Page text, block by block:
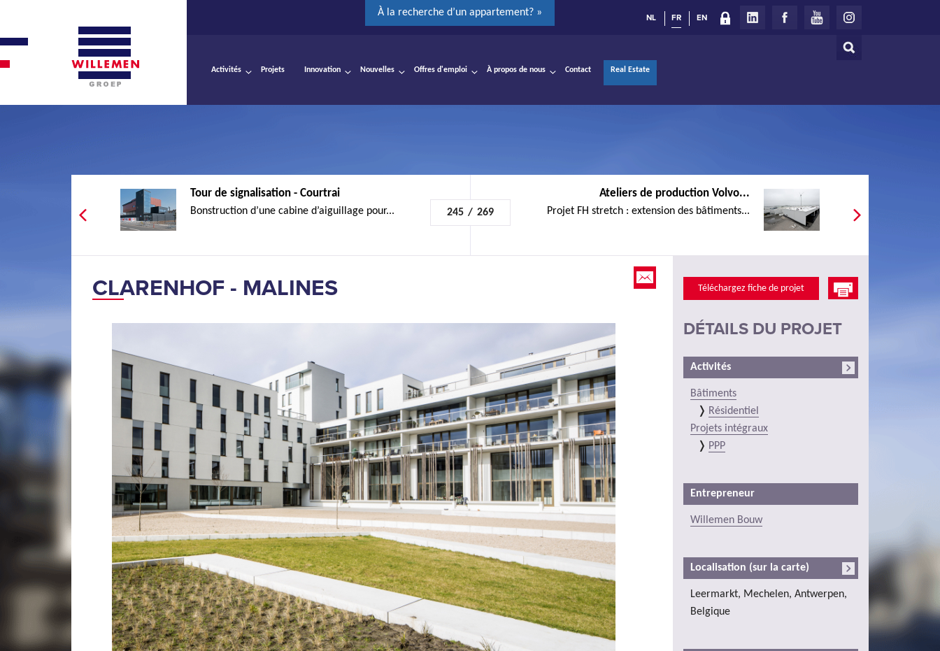
À la recherche d’un appartement? »
Rechercher
NL FR EN
Activités Projets Innovation Nouvelles Offres d'emploi À propos de nous Contact Real Estate
Tour de signalisation - Courtrai
Bonstruction d’une cabine d’aiguillage pour... 245 / 269
Ateliers de production Volvo...
Projet FH stretch : extension des bâtiments...
CLARENHOF - MALINES Téléchargez fiche de projet
DÉTAILS DU PROJET
Activités
Bâtiments
Résidentiel
Projets intégraux
PPP
Entrepreneur
Willemen Bouw
Localisation (sur la carte)
Leermarkt, Mechelen, Antwerpen,
Belgique